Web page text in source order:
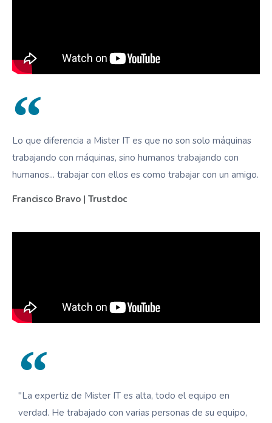
Lo que diferencia a Mister IT es que no son solo máquinas
trabajando con máquinas, sino humanos trabajando con
humanos... trabajar con ellos es como trabajar con un amigo.
Francisco Bravo | Trustdoc
"La expertiz de Mister IT es alta, todo el equipo en
verdad. He trabajado con varias personas de su equipo,